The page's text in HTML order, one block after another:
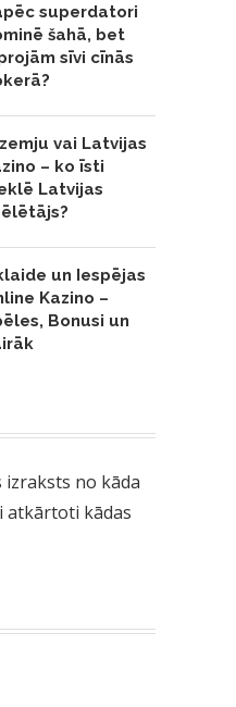
superdatori
šahā, bet
sīvi cīnās
vai Latvijas
– ko īsti
Latvijas
un Iespējas
Kazino –
Bonusi un
no kāda
atkārtoti kādas